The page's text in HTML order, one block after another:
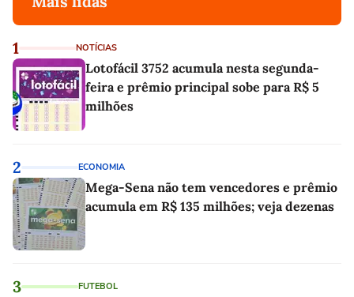
1 NOTÍCIAS
Lotofácil 3752 acumula nesta segunda-
feira e prêmio principal sobe para R$ 5
milhões
2 ECONOMIA
Mega-Sena não tem vencedores e prêmio
acumula em R$ 135 milhões; veja dezenas
3 FUTEBOL